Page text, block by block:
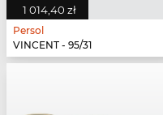
1 014,40 zł
Persol
VINCENT - 95/31